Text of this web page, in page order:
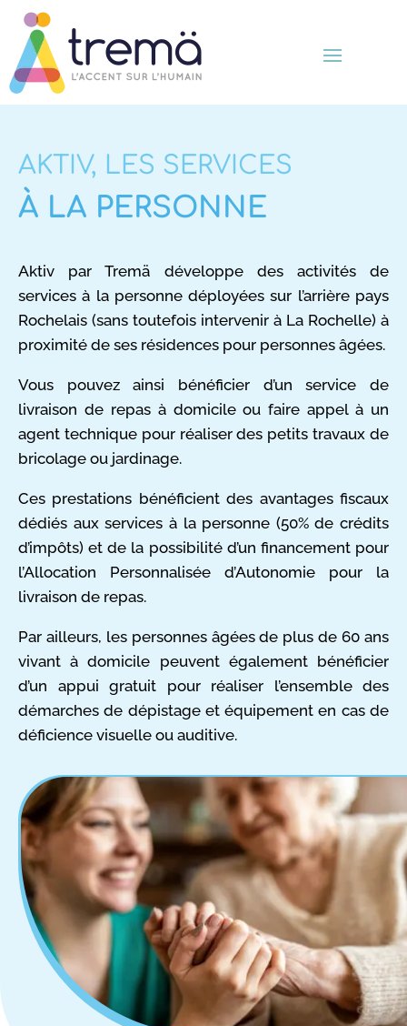
AKTIV, LES SERVICES
À LA PERSONNE
Aktiv par Tremä développe des activités de
services à la personne déployées sur l’arrière pays
Rochelais (sans toutefois intervenir à La Rochelle) à
proximité de ses résidences pour personnes âgées.
Vous pouvez ainsi bénéficier d’un service de
livraison de repas à domicile ou faire appel à un
agent technique pour réaliser des petits travaux de
bricolage ou jardinage.
Ces prestations bénéficient des avantages fiscaux
dédiés aux services à la personne (50% de crédits
d’impôts) et de la possibilité d’un financement pour
l’Allocation Personnalisée d’Autonomie pour la
livraison de repas.
Par ailleurs, les personnes âgées de plus de 60 ans
vivant à domicile peuvent également bénéficier
d’un appui gratuit pour réaliser l’ensemble des
démarches de dépistage et équipement en cas de
déficience visuelle ou auditive.